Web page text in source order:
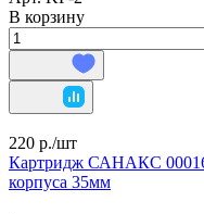
В корзину
220 р./шт
Картридж САНАКС 00016
корпуса 35мм